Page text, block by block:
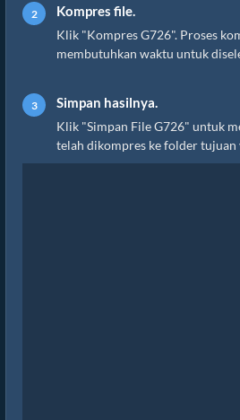
Kompres file.
Klik "Kompres G726". Proses
membutuhkan waktu untuk
Simpan hasilnya.
Klik "Simpan File G726" untuk
telah dikompres ke folder tujuan